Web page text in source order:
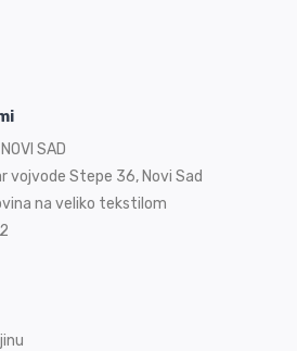
SAD
vojvode Stepe 36, Novi Sad
na veliko tekstilom